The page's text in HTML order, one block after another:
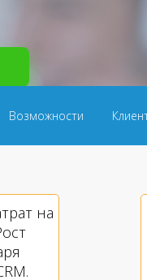
Возможности
на